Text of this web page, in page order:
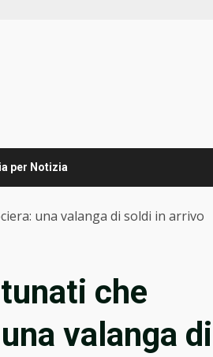
per Notizia
una valanga di soldi in arrivo
che
valanga di